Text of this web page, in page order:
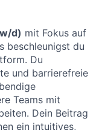
d) mit Fokus auf
beschleunigst du
Du
und barrierefreie
Teams mit
Dein Beitrag
ein intuitives,